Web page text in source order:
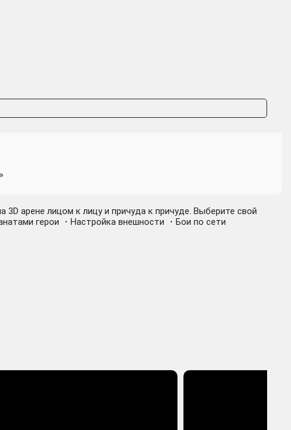
»
3D арене лицом к лицу и причуда к причуде. Выберите свой
герои ・Настройка внешности ・Бои по сети